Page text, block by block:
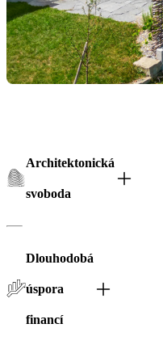
Architektonická
svoboda
Dlouhodobá
úspora
financí